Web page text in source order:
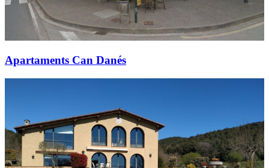
Apartaments Can Danés